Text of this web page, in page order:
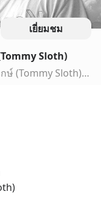
เยี่ยมชม
Sloth)
เพลง : เล่าสู่หลานฟังขับร้อง : ต้อม ศุภฤกษ์ (Tommy Sloth)ขับร้องต้นฉบับ : สลา คุณวุฒิคำร้อง/ทำนอง : สลา คุณวุฒิเรียบเรียง : ธีระพงษ์ ศักดิ์แก้วภาพปก : ต้อ...